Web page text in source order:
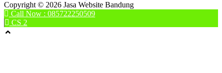
Copyright © 2026 Jasa Website Bandung
Call Now : 085722250509
CS 2